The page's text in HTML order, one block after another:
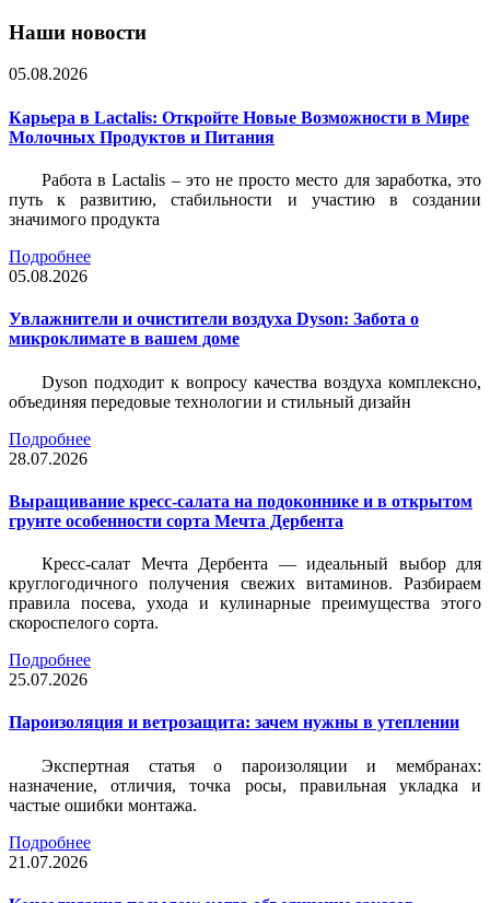
Наши новости
05.08.2026
Карьера в Lactalis: Откройте Новые Возможности в Мире
Молочных Продуктов и Питания
Работа в Lactalis – это не просто место для заработка, это
путь к развитию, стабильности и участию в создании
значимого продукта
Подробнее
05.08.2026
Увлажнители и очистители воздуха Dyson: Забота о
микроклимате в вашем доме
Dyson подходит к вопросу качества воздуха комплексно,
объединяя передовые технологии и стильный дизайн
Подробнее
28.07.2026
Выращивание кресс-салата на подоконнике и в открытом
грунте особенности сорта Мечта Дербента
Кресс-салат Мечта Дербента — идеальный выбор для
круглогодичного получения свежих витаминов. Разбираем
правила посева, ухода и кулинарные преимущества этого
скороспелого сорта.
Подробнее
25.07.2026
Пароизоляция и ветрозащита: зачем нужны в утеплении
Экспертная статья о пароизоляции и мембранах:
назначение, отличия, точка росы, правильная укладка и
частые ошибки монтажа.
Подробнее
21.07.2026